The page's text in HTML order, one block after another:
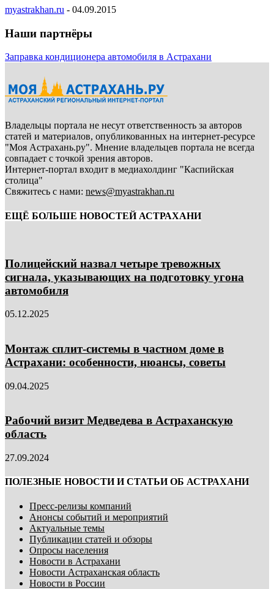
myastrakhan.ru - 04.09.2015
Наши партнёры
Заправка кондиционера автомобиля в Астрахани
Владельцы портала не несут ответственность за авторов
статей и материалов, опубликованных на интернет-ресурсе
"Моя Астрахань.ру". Мнение владельцев портала не всегда
совпадает с точкой зрения авторов.
Интернет-портал входит в медиахолдинг "Каспийская
столица"
Свяжитесь с нами: news@myastrakhan.ru
ЕЩЁ БОЛЬШЕ НОВОСТЕЙ АСТРАХАНИ
Полицейский назвал четыре тревожных
сигнала, указывающих на подготовку угона
автомобиля
05.12.2025
Монтаж сплит-системы в частном доме в
Астрахани: особенности, нюансы, советы
09.04.2025
Рабочий визит Медведева в Астраханскую
область
27.09.2024
ПОЛЕЗНЫЕ НОВОСТИ И СТАТЬИ ОБ АСТРАХАНИ
Пресс-релизы компаний
Анонсы событий и мероприятий
Актуальные темы
Публикации статей и обзоры
Опросы населения
Новости в Астрахани
Новости Астраханская область
Новости в России